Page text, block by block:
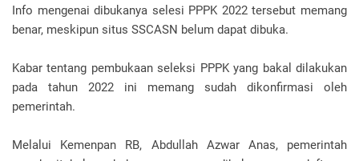
Info mengenai dibukanya selesi PPPK 2022 tersebut memang
benar, meskipun situs SSCASN belum dapat dibuka.
Kabar tentang pembukaan seleksi PPPK yang bakal dilakukan
pada tahun 2022 ini memang sudah dikonfirmasi oleh
pemerintah.
Melalui Kemenpan RB, Abdullah Azwar Anas, pemerintah